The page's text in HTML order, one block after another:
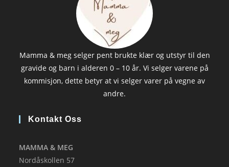
Mamma & meg selger pent brukte klær og utstyr til den
gravide og barn i alderen 0 – 10 år. Vi selger varene på
kommisjon, dette betyr at vi selger varer på vegne av
andre.
Kontakt Oss
MAMMA & MEG
Nordåskollen 57